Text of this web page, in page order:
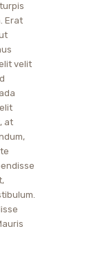
Erat
velit
at